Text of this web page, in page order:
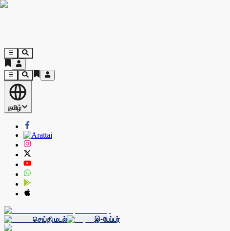
தமிழ்
செய்தி மடல் இ-பேப்பர்